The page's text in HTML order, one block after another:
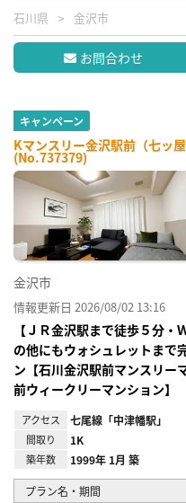
石川県 金沢市
お問合わせ
キャンペーン
Kマンスリー金沢駅前（七ッ
(No.737379)
金沢市
情報更新日 2026/08/02 13:16
【ＪＲ金沢駅まで徒歩５分
の他にもウォシュレットまで
ン【石川金沢駅前マンスリー
前ウィークリーマンション】
アクセス 七尾線「中津幡駅」
間取り 1K
築年数
1999年 1月 築
プラン名・期間